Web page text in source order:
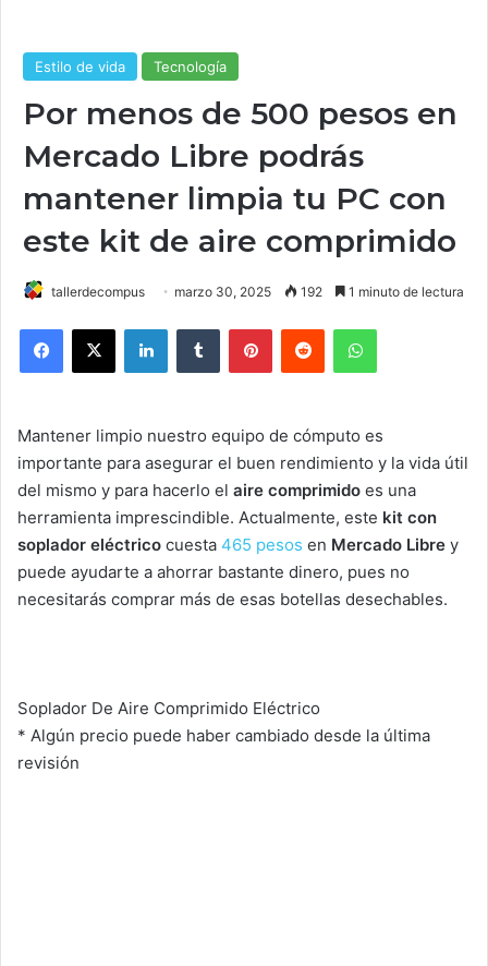
Estilo de vida Tecnología
Por menos de 500 pesos en
Mercado Libre podrás
mantener limpia tu PC con
este kit de aire comprimido
tallerdecompus marzo 30, 2025 192 1 minuto de lectura
Mantener limpio nuestro equipo de cómputo es
importante para asegurar el buen rendimiento y la vida útil
del mismo y para hacerlo el aire comprimido es una
herramienta imprescindible. Actualmente, este kit con
soplador eléctrico cuesta 465 pesos en Mercado Libre y
puede ayudarte a ahorrar bastante dinero, pues no
necesitarás comprar más de esas botellas desechables.
Soplador De Aire Comprimido Eléctrico
* Algún precio puede haber cambiado desde la última
revisión